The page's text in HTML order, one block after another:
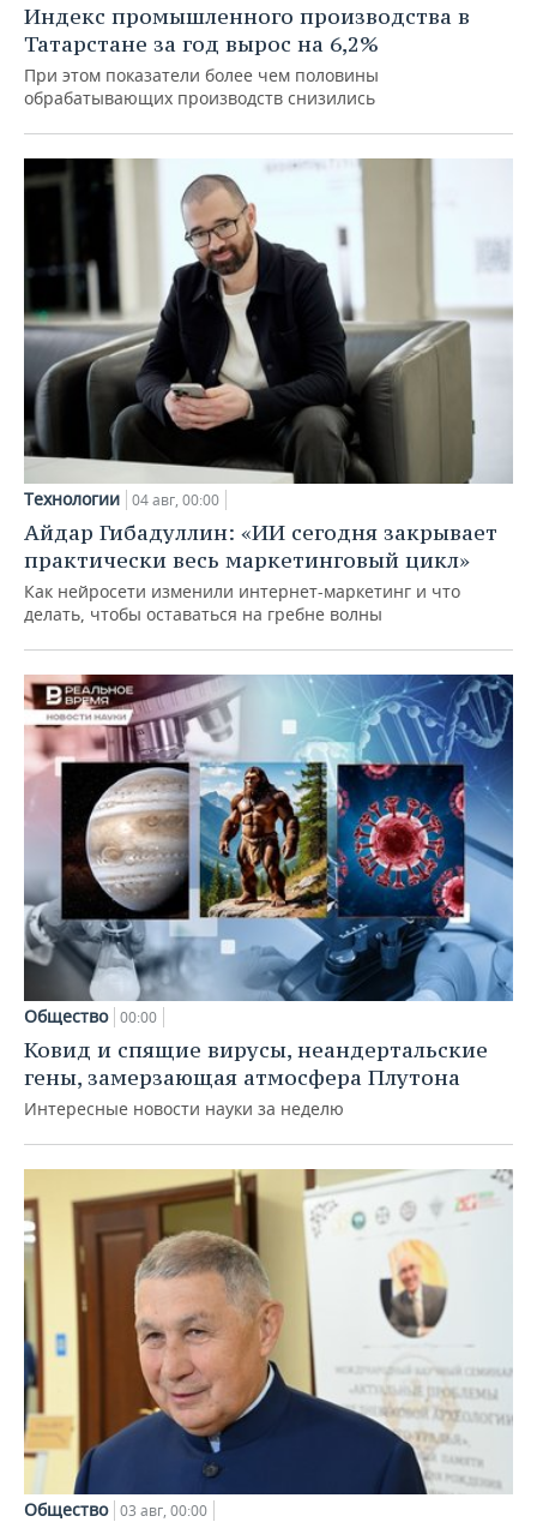
Индекс промышленного производства в
Татарстане за год вырос на 6,2%
При этом показатели более чем половины
обрабатывающих производств снизились
Технологии 04 авг, 00:00
Айдар Гибадуллин: «ИИ сегодня закрывает
практически весь маркетинговый цикл»
Как нейросети изменили интернет-маркетинг и что
делать, чтобы оставаться на гребне волны
Общество 00:00
Ковид и спящие вирусы, неандертальские
гены, замерзающая атмосфера Плутона
Интересные новости науки за неделю
Общество 03 авг, 00:00